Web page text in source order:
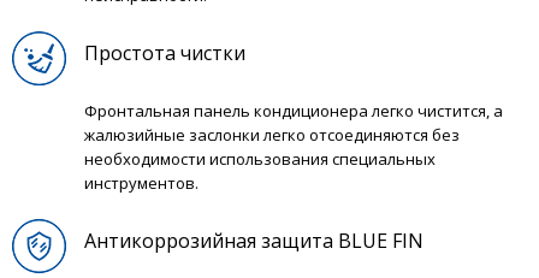
Простота чистки
Фронтальная панель кондиционера легко чистится, а
жалюзийные заслонки легко отсоединяются без
необходимости использования специальных
инструментов.
Антикоррозийная защита BLUE FIN